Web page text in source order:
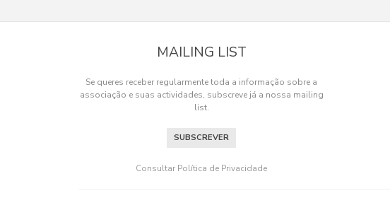
MAILING LIST
Se queres receber regularmente toda a informação sobre a
associação e suas actividades, subscreve já a nossa mailing
list.
SUBSCREVER
Consultar Política de Privacidade